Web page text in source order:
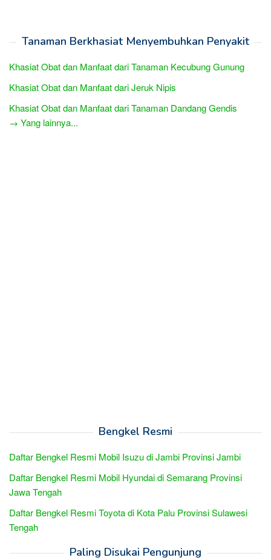
Tanaman Berkhasiat Menyembuhkan Penyakit
Khasiat Obat dan Manfaat dari Tanaman Kecubung Gunung
Khasiat Obat dan Manfaat dari Jeruk Nipis
Khasiat Obat dan Manfaat dari Tanaman Dandang Gendis
→ Yang lainnya...
Bengkel Resmi
Daftar Bengkel Resmi Mobil Isuzu di Jambi Provinsi Jambi
Daftar Bengkel Resmi Mobil Hyundai di Semarang Provinsi
Jawa Tengah
Daftar Bengkel Resmi Toyota di Kota Palu Provinsi Sulawesi
Tengah
Paling Disukai Pengunjung